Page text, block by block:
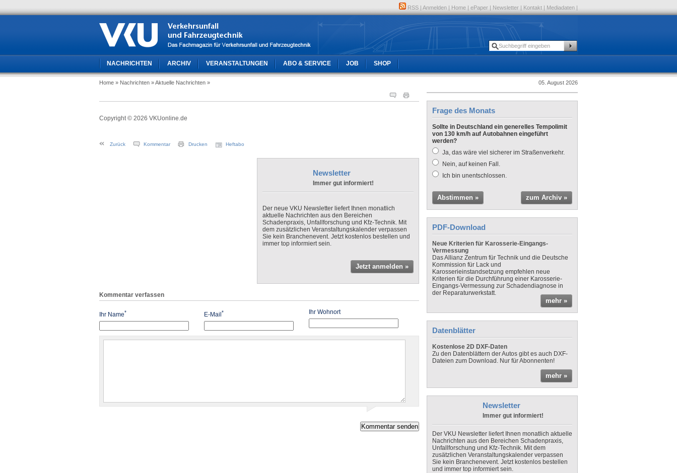
RSS | Anmelden | Home | ePaper | Newsletter | Kontakt | Mediadaten |
NACHRICHTEN ARCHIV VERANSTALTUNGEN ABO & SERVICE JOB SHOP
Home » Nachrichten » Aktuelle Nachrichten » 05. August 2026
Copyright © 2026 VKUonline.de
Zurück Kommentar Drucken Heftabo
Newsletter
Immer gut informiert!
Der neue VKU Newsletter liefert Ihnen monatlich
aktuelle Nachrichten aus den Bereichen
Schadenpraxis, Unfallforschung und Kfz-Technik. Mit
dem zusätzlichen Veranstaltungskalender verpassen
Sie kein Branchenevent. Jetzt kostenlos bestellen und
immer top informiert sein.
Jetzt anmelden »
Kommentar verfassen
Ihr Name* E-Mail * Ihr Wohnort
Frage des Monats
Sollte in Deutschland ein generelles Tempolimit
von 130 km/h auf Autobahnen eingeführt
werden?
Ja, das wäre viel sicherer im Straßenverkehr.
Nein, auf keinen Fall.
Ich bin unentschlossen.
Abstimmen » zum Archiv »
PDF-Download
Neue Kriterien für Karosserie-Eingangs-
Vermessung
Das Allianz Zentrum für Technik und die Deutsche
Kommission für Lack und
Karosserieinstandsetzung empfehlen neue
Kriterien für die Durchführung einer Karosserie-
Eingangs-Vermessung zur Schadendiagnose in
der Reparaturwerkstatt.
mehr »
Datenblätter
Kostenlose 2D DXF-Daten
Zu den Datenblättern der Autos gibt es auch DXF-
Dateien zum Download. Nur für Abonnenten!
mehr »
Newsletter
Immer gut informiert!
Der VKU Newsletter liefert Ihnen monatlich aktuelle
Nachrichten aus den Bereichen Schadenpraxis,
Unfallforschung und Kfz-Technik. Mit dem
zusätzlichen Veranstaltungskalender verpassen
Sie kein Branchenevent. Jetzt kostenlos bestellen
und immer top informiert sein.